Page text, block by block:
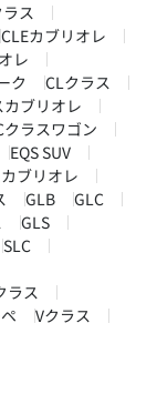
ス
CLEカブリオレ
レ
ク
CLクラス
ブリオレ
クラスワゴン
EQS SUV
ブリオレ
GLB
GLC
GLS
SLC
ラス
Vクラス